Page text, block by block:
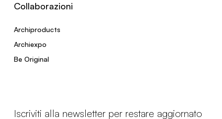
Collaborazioni
Archiproducts
Archiexpo
Be Original
Iscriviti alla newsletter per restare aggiornato